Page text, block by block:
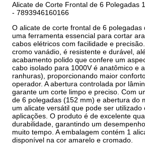
Alicate de Corte Frontal de 6 Polegadas
- 7893946160166
O alicate de corte frontal de 6 polegadas
uma ferramenta essencial para cortar
cabos elétricos com facilidade e
cromo vanádio, é resistente e durável,
acabamento polido que confere um
cabo isolado para 1000V é anatômico e
ranhuras), proporcionando maior
operador. A abertura controlada por
garante um corte limpo e preciso. Com
de 6 polegadas (152 mm) e abertura do
um alicate versátil que pode ser utilizado
aplicações. O produto é de excelente
durabilidade, garantindo um
muito tempo. A embalagem contém 1
disponível na cor amarelo e cromado.